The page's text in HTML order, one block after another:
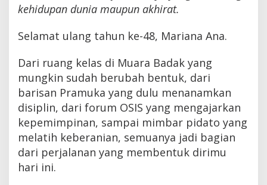
kehidupan dunia maupun akhirat.
Selamat ulang tahun ke-48, Mariana Ana.
Dari ruang kelas di Muara Badak yang
mungkin sudah berubah bentuk, dari
barisan Pramuka yang dulu menanamkan
disiplin, dari forum OSIS yang mengajarkan
kepemimpinan, sampai mimbar pidato yang
melatih keberanian, semuanya jadi bagian
dari perjalanan yang membentuk dirimu
hari ini.